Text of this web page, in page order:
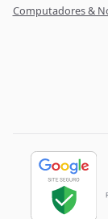
Computadores &